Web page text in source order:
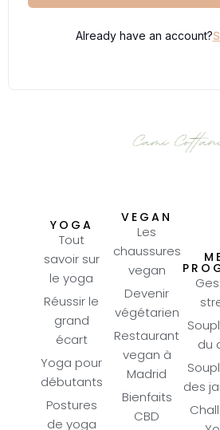
Already have an account?
YOGA
Tout
savoir sur
le yoga
Réussir le
grand
écart
Yoga pour
débutants
Postures
de yoga
VEGAN
Les
chaussures
vegan
Devenir
végétarien
Restaurant
vegan à
Madrid
Bienfaits
CBD
du
des